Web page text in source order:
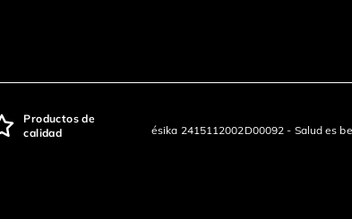
Productos de
calidad
ésika 2415112002D00092 - Salud es